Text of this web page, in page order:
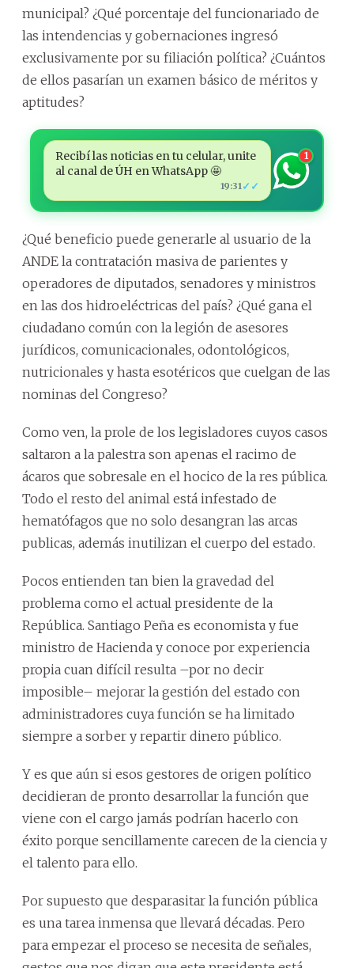
municipal? ¿Qué porcentaje del funcionariado de
las intendencias y gobernaciones ingresó
exclusivamente por su filiación política? ¿Cuántos
de ellos pasarían un examen básico de méritos y
aptitudes?
Recibí las noticias en tu celular, unite
al canal de ÚH en WhatsApp 🤩
19:31✓✓
1
¿Qué beneficio puede generarle al usuario de la
ANDE la contratación masiva de parientes y
operadores de diputados, senadores y ministros
en las dos hidroeléctricas del país? ¿Qué gana el
ciudadano común con la legión de asesores
jurídicos, comunicacionales, odontológicos,
nutricionales y hasta esotéricos que cuelgan de las
nominas del Congreso?
Como ven, la prole de los legisladores cuyos casos
saltaron a la palestra son apenas el racimo de
ácaros que sobresale en el hocico de la res pública.
Todo el resto del animal está infestado de
hematófagos que no solo desangran las arcas
publicas, además inutilizan el cuerpo del estado.
Pocos entienden tan bien la gravedad del
problema como el actual presidente de la
República. Santiago Peña es economista y fue
ministro de Hacienda y conoce por experiencia
propia cuan difícil resulta –por no decir
imposible– mejorar la gestión del estado con
administradores cuya función se ha limitado
siempre a sorber y repartir dinero público.
Y es que aún si esos gestores de origen político
decidieran de pronto desarrollar la función que
viene con el cargo jamás podrían hacerlo con
éxito porque sencillamente carecen de la ciencia y
el talento para ello.
Por supuesto que desparasitar la función pública
es una tarea inmensa que llevará décadas. Pero
para empezar el proceso se necesita de señales,